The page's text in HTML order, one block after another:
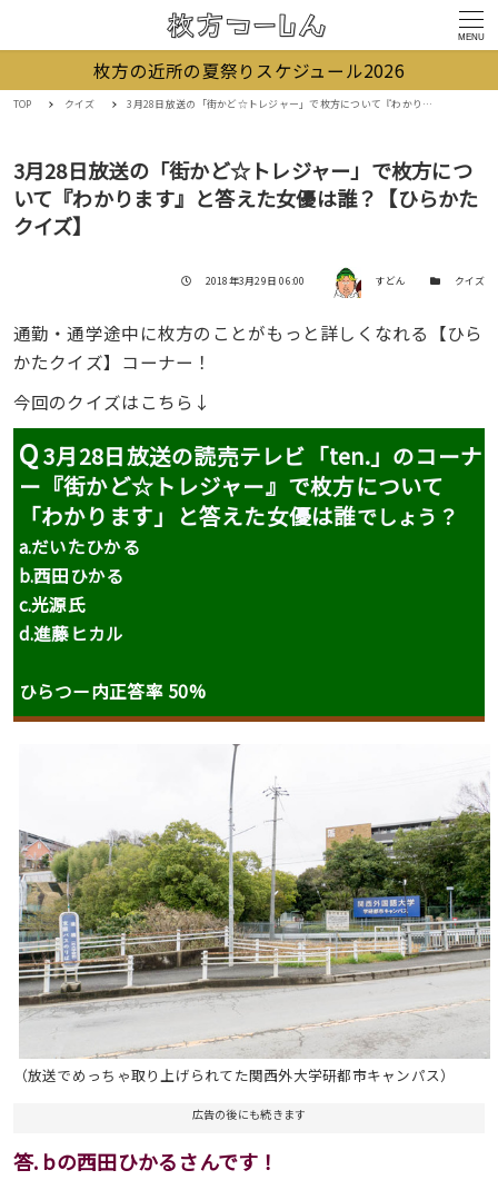
MENU
枚方の近所の夏祭りスケジュール2026
TOP クイズ 3月28日放送の「街かど☆トレジャー」で枚方について『わかります』と答えた女優は誰？【ひらかたクイズ】
3月28日放送の「街かど☆トレジャー」で枚方につ
いて『わかります』と答えた女優は誰？【ひらかた
クイズ】
投稿日
2018年3月29日 06:00 著者 すどん カテゴリー
クイズ
通勤・通学途中に枚方のことがもっと詳しくなれる【ひら
かたクイズ】コーナー！
今回のクイズはこちら↓
Q3月28日放送の読売テレビ「ten.」のコーナ
ー『街かど☆トレジャー』で枚方について
「わかります」と答えた女優は誰でしょう？
a.だいたひかる
b.西田ひかる
c.光源氏
d.進藤ヒカル
ひらつー内正答率 50%
（放送でめっちゃ取り上げられてた関西外大学研都市キャンパス）
広告の後にも続きます
答. bの西田ひかるさんです！